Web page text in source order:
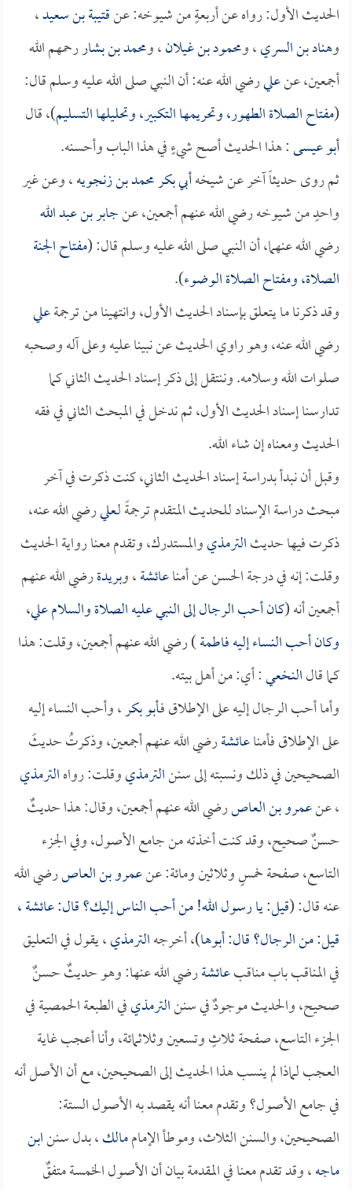
الحديث الأول: رواه عن أربعةٍ من شيوخه: عنقتيبة بن سعيد،
وهناد بن السري، ومحمود بن غيلان، ومحمد بن بشاررحمهم الله
أجمعين، عنعليرضي الله عنه: أن النبي صلى الله عليه وسلم قال:
(مفتاح الصلاة الطهور، وتحريمها التكبير، وتحليلها التسليم)، قال
أبو عيسى: هذا الحديث أصح شيءٍ في هذا الباب وأحسنه.
ثم روى حديثاً آخر عن شيخهأبي بكر محمد بن زنجويه، وعن غير
واحدٍ من شيوخه رضي الله عنهم أجمعين، عنجابر بن عبد الله
رضي الله عنهما، أن النبي صلى الله عليه وسلم قال: (مفتاح الجنة
الصلاة، ومفتاح الصلاة الوضوء).
وقد ذكرنا ما يتعلق بإسناد الحديث الأول، وانتهينا من ترجمةعلي
رضي الله عنه، وهو راوي الحديث عن نبينا عليه وعلى آله وصحبه
صلوات الله وسلامه. وننتقل إلى ذكر إسناد الحديث الثاني كما
تدارسنا إسناد الحديث الأول، ثم ندخل في المبحث الثاني في فقه
الحديث ومعناه إن شاء الله.
وقبل أن نبدأ بدراسة إسناد الحديث الثاني، كنت ذكرت في آخر
مبحث دراسة الإسناد للحديث المتقدم ترجمةً لـعليرضي الله عنه،
ذكرت فيها حديثالترمذيوالمستدرك، وتقدم معنا رواية الحديث
وقلت: إنه في درجة الحسن عن أمناعائشة، وبريدةرضي الله عنهم
أجمعين أنه (كان أحب الرجال إلى النبي عليه الصلاة والسلامعلي،
وكان أحب النساء إليهفاطمة) رضي الله عنهم أجمعين، وقلت: هذا
كما قالالنخعي: أي: من أهل بيته.
وأما أحب الرجال إليه على الإطلاق فـأبو بكر، وأحب النساء إليه
على الإطلاق فأمناعائشةرضي الله عنهم أجمعين، وذكرتُ حديثَ
الصحيحين في ذلك ونسبته إلى سننالترمذيوقلت: رواهالترمذي
، عنعمرو بن العاصرضي الله عنهم أجمعين، وقال: هذا حديثٌ
حسنٌ صحيح، وقد كنت أخذته من جامع الأصول، وفي الجزء
التاسع، صفحة خمسٍ وثلاثين ومائة: عنعمرو بن العاصرضي الله
عنه قال: (قيل: يا رسول الله! من أحب الناس إليك؟ قال:عائشة،
قيل: من الرجال؟ قال: أبوها)، أخرجهالترمذي، يقول في التعليق
في المناقب باب مناقبعائشةرضي الله عنها: وهو حديثٌ حسنٌ
صحيح، والحديث موجودٌ في سننالترمذيفي الطبعة الحمصية في
الجزء التاسع، صفحة ثلاثٍ وتسعين وثلاثمائة، وأنا أعجب غاية
العجب لماذا لم ينسب هذا الحديث إلى الصحيحين، مع أن الأصل أنه
في جامع الأصول؟ وتقدم معنا أنه يقصد به الأصول الستة:
الصحيحين، والسنن الثلاث، وموطأ الإماممالك، بدل سننابن
ماجه، وقد تقدم معنا في المقدمة بيان أن الأصول الخمسة متفقٌ